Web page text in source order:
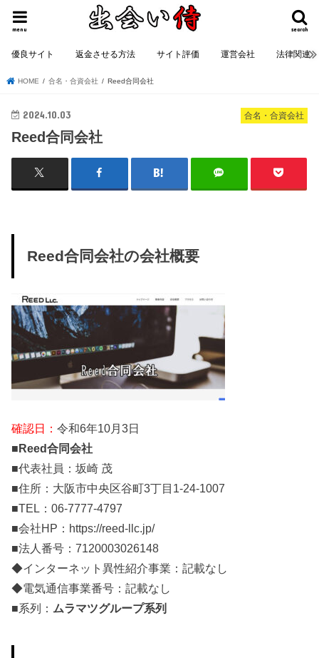
search
menu
優良サイト 返金させる方法 サイト評価 運営会社 法律関連
HOME 合名・合資会社 Reed合同会社
合名・合資会社
2024.10.03
Reed合同会社
Reed合同会社の会社概要
確認日：令和6年10月3日
■Reed合同会社
■代表社員：坂崎 茂
■住所：大阪市中央区谷町3丁目1-24-1007
■TEL：06-7777-4797
■会社HP：https://reed-llc.jp/
■法人番号：7120003026148
◆インターネット異性紹介事業：記載なし
◆電気通信事業番号：記載なし
■系列： ムラマツグループ系列